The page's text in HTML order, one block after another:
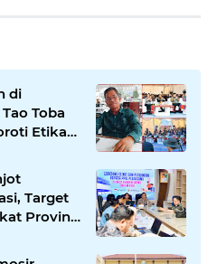
di
Toba
Etika
Target
Provinsi